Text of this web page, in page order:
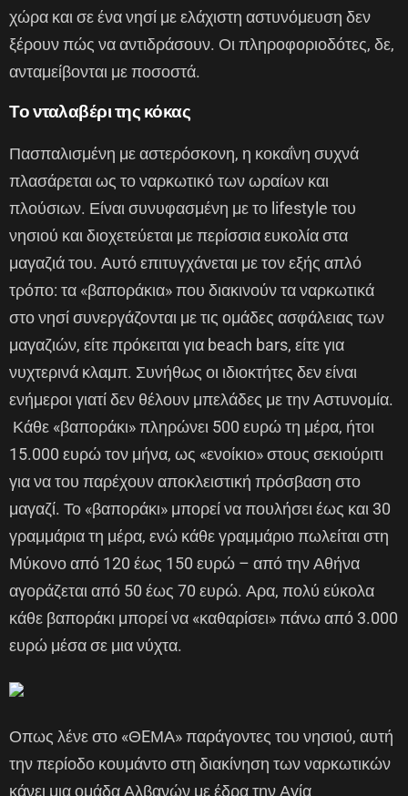
χώρα και σε ένα νησί με ελάχιστη αστυνόμευση δεν
ξέρουν πώς να αντιδράσουν. Οι πληροφοριοδότες, δε,
ανταμείβονται με ποσοστά.
Το νταλαβέρι της κόκας
Πασπαλισμένη με αστερόσκονη, η κοκαΐνη συχνά
πλασάρεται ως το ναρκωτικό των ωραίων και
πλούσιων. Είναι συνυφασμένη με το lifestyle του
νησιού και διοχετεύεται με περίσσια ευκολία στα
μαγαζιά του. Αυτό επιτυγχάνεται με τον εξής απλό
τρόπο: τα «βαποράκια» που διακινούν τα ναρκωτικά
στο νησί συνεργάζονται με τις ομάδες ασφάλειας των
μαγαζιών, είτε πρόκειται για beach bars, είτε για
νυχτερινά κλαμπ. Συνήθως οι ιδιοκτήτες δεν είναι
ενήμεροι γιατί δεν θέλουν μπελάδες με την Αστυνομία.
Κάθε «βαποράκι» πληρώνει 500 ευρώ τη μέρα, ήτοι
15.000 ευρώ τον μήνα, ως «ενοίκιο» στους σεκιούριτι
για να του παρέχουν αποκλειστική πρόσβαση στο
μαγαζί. Το «βαποράκι» μπορεί να πουλήσει έως και 30
γραμμάρια τη μέρα, ενώ κάθε γραμμάριο πωλείται στη
Μύκονο από 120 έως 150 ευρώ – από την Αθήνα
αγοράζεται από 50 έως 70 ευρώ. Αρα, πολύ εύκολα
κάθε βαποράκι μπορεί να «καθαρίσει» πάνω από 3.000
ευρώ μέσα σε μια νύχτα.
Οπως λένε στο «ΘEΜΑ» παράγοντες του νησιού, αυτή
την περίοδο κουμάντο στη διακίνηση των ναρκωτικών
κάνει μια ομάδα Αλβανών με έδρα την Αγία